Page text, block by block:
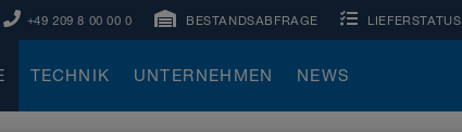
+49 209 8 00 00 0 BESTANDSABFRAGE LIEFERSTATUS
TECHNIK UNTERNEHMEN NEWS